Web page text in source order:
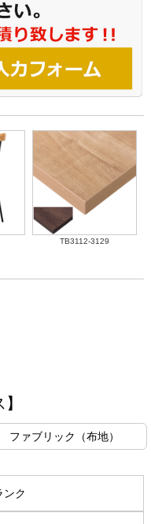
TB3112-3129